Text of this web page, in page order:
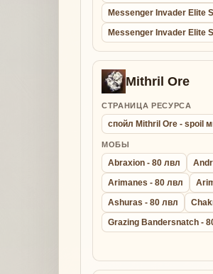
Messenger Invader Elite
Messenger Invader Elite
Mithril Ore
СТРАНИЦА РЕСУРСА
спойл Mithril Ore - spoil
МОБЫ
Abraxion - 80 лвл
Arimanes - 80 лвл
Ashuras - 80 лвл
Grazing Bandersnatch -